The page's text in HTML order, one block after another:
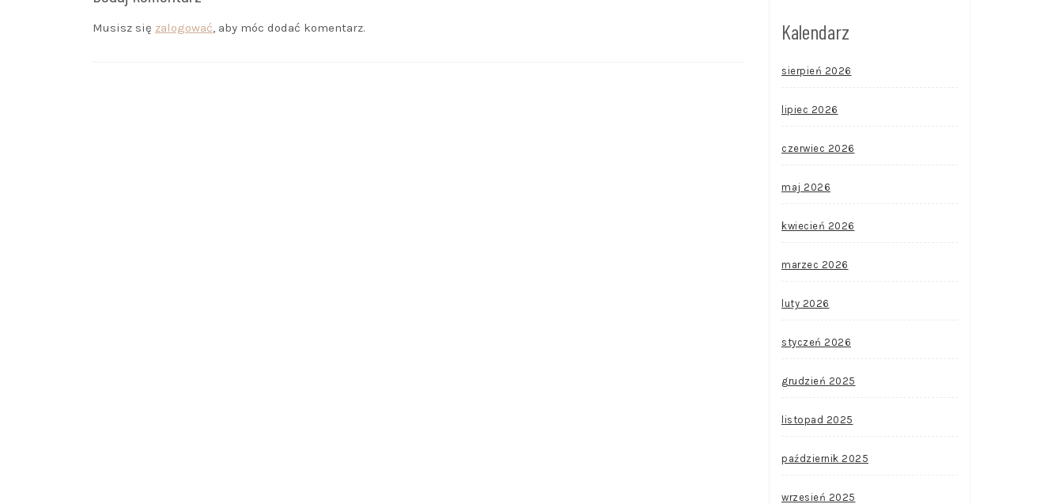
Musisz się zalogować, aby móc dodać komentarz. Kalendarz
sierpień 2026
lipiec 2026
czerwiec 2026
maj 2026
kwiecień 2026
marzec 2026
luty 2026
styczeń 2026
grudzień 2025
listopad 2025
październik 2025
wrzesień 2025